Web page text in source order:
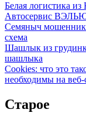
Белая логистика
Автосервис ВЭЛЬЮ
Семяныч
схема
Шашлык из
шашлыка
Cookies: что это
необходимы на веб-
Старое